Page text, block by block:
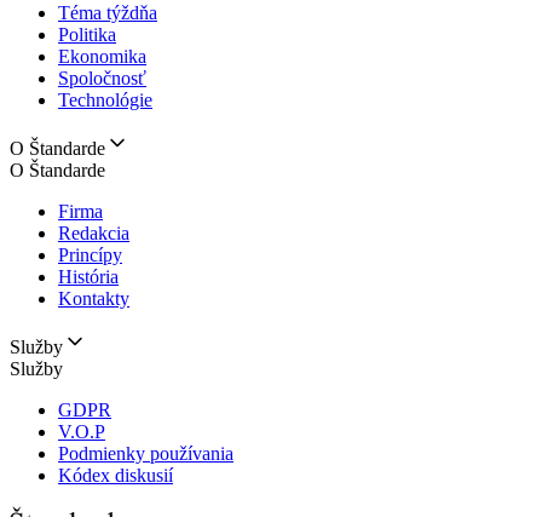
Téma týždňa
Politika
Ekonomika
Spoločnosť
Technológie
O Štandarde
O Štandarde
Firma
Redakcia
Princípy
História
Kontakty
Služby
Služby
GDPR
V.O.P
Podmienky používania
Kódex diskusií